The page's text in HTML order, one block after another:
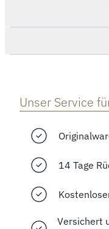
Unser Service
14 Tage
Versichert